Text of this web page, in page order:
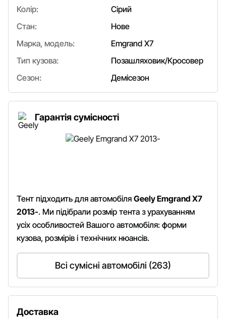
Колір:
Сірий
Стан:
Нове
Марка, модель:
Emgrand Х7
Тип кузова:
Позашляховик/Кросовер
Сезон:
Демісезон
Гарантія сумісності
Тент підходить для автомобіля Geely Emgrand Х7
2013-. Ми підібрали розмір тента з урахуванням
усіх особливостей Вашого автомобіля: форми
кузова, розмірів і технічних нюансів.
Всі сумісні автомобілі (263)
Доставка